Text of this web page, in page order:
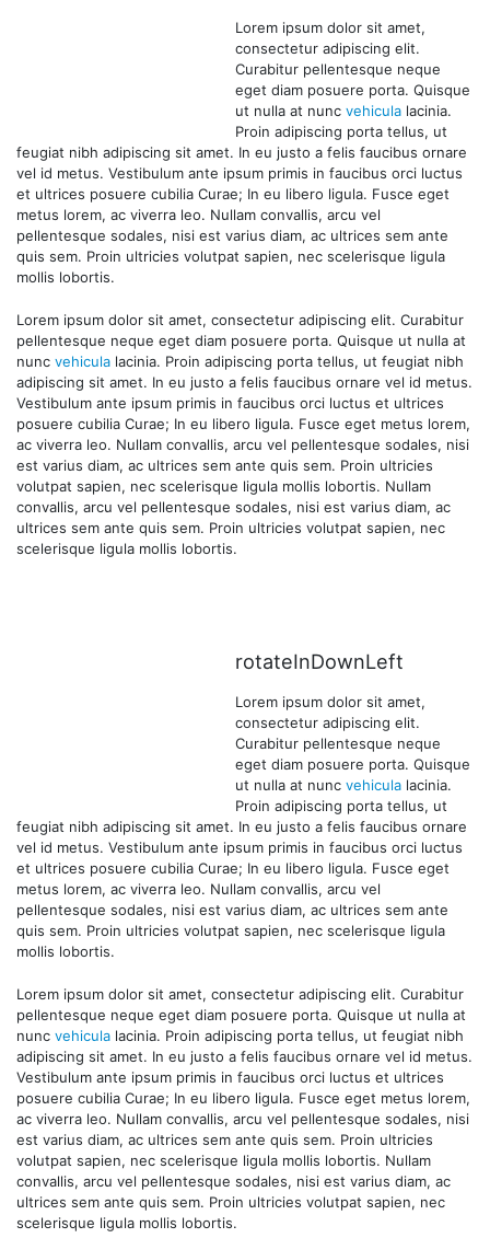
Lorem ipsum dolor sit amet,
consectetur adipiscing elit.
Curabitur pellentesque neque
eget diam posuere porta. Quisque
ut nulla at nunc vehicula lacinia.
Proin adipiscing porta tellus, ut
feugiat nibh adipiscing sit amet. In eu justo a felis faucibus ornare
vel id metus. Vestibulum ante ipsum primis in faucibus orci luctus
et ultrices posuere cubilia Curae; In eu libero ligula. Fusce eget
metus lorem, ac viverra leo. Nullam convallis, arcu vel
pellentesque sodales, nisi est varius diam, ac ultrices sem ante
quis sem. Proin ultricies volutpat sapien, nec scelerisque ligula
mollis lobortis.
Lorem ipsum dolor sit amet, consectetur adipiscing elit. Curabitur
pellentesque neque eget diam posuere porta. Quisque ut nulla at
nunc vehicula lacinia. Proin adipiscing porta tellus, ut feugiat nibh
adipiscing sit amet. In eu justo a felis faucibus ornare vel id metus.
Vestibulum ante ipsum primis in faucibus orci luctus et ultrices
posuere cubilia Curae; In eu libero ligula. Fusce eget metus lorem,
ac viverra leo. Nullam convallis, arcu vel pellentesque sodales, nisi
est varius diam, ac ultrices sem ante quis sem. Proin ultricies
volutpat sapien, nec scelerisque ligula mollis lobortis. Nullam
convallis, arcu vel pellentesque sodales, nisi est varius diam, ac
ultrices sem ante quis sem. Proin ultricies volutpat sapien, nec
scelerisque ligula mollis lobortis.
rotateInDownLeft
Lorem ipsum dolor sit amet,
consectetur adipiscing elit.
Curabitur pellentesque neque
eget diam posuere porta. Quisque
ut nulla at nunc vehicula lacinia.
Proin adipiscing porta tellus, ut
feugiat nibh adipiscing sit amet. In eu justo a felis faucibus ornare
vel id metus. Vestibulum ante ipsum primis in faucibus orci luctus
et ultrices posuere cubilia Curae; In eu libero ligula. Fusce eget
metus lorem, ac viverra leo. Nullam convallis, arcu vel
pellentesque sodales, nisi est varius diam, ac ultrices sem ante
quis sem. Proin ultricies volutpat sapien, nec scelerisque ligula
mollis lobortis.
Lorem ipsum dolor sit amet, consectetur adipiscing elit. Curabitur
pellentesque neque eget diam posuere porta. Quisque ut nulla at
nunc vehicula lacinia. Proin adipiscing porta tellus, ut feugiat nibh
adipiscing sit amet. In eu justo a felis faucibus ornare vel id metus.
Vestibulum ante ipsum primis in faucibus orci luctus et ultrices
posuere cubilia Curae; In eu libero ligula. Fusce eget metus lorem,
ac viverra leo. Nullam convallis, arcu vel pellentesque sodales, nisi
est varius diam, ac ultrices sem ante quis sem. Proin ultricies
volutpat sapien, nec scelerisque ligula mollis lobortis. Nullam
convallis, arcu vel pellentesque sodales, nisi est varius diam, ac
ultrices sem ante quis sem. Proin ultricies volutpat sapien, nec
scelerisque ligula mollis lobortis.